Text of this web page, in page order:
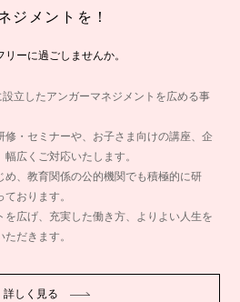
ジメントを！
ーに過ごしませんか。
設立したアンガーマネジメントを広める事
・セミナーや、お子さま向けの講座、企
広くご対応いたします。
め、教育関係の公的機関でも積極的に研
おります。
を広げ、充実した働き方、よりよい人生を
だきます。
詳しく見る